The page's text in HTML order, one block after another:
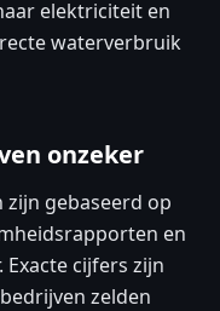
elektriciteit en
waterverbruik
onzeker
gebaseerd op
en
cijfers zijn
zelden